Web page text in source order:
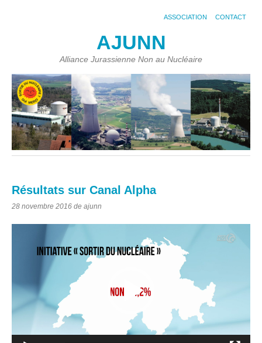
ASSOCIATION CONTACT
AJUNN
Alliance Jurassienne Non au Nucléaire
Résultats sur Canal Alpha
28 novembre 2016 de ajunn